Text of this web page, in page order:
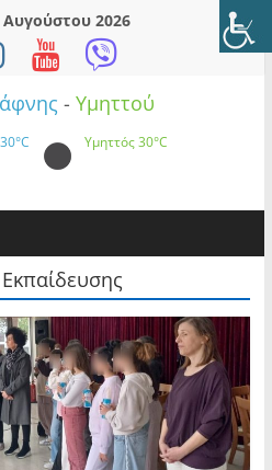
2026
- Υμηττού
30°C Υμηττός30°C